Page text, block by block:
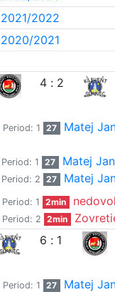
2022
2021
4 : 2
Period: 1 27 Matej
Period: 1 27 Matej
Period: 2 27 Matej
Period: 1 2min
Period: 2 2min
6 : 1
Period: 1 27 Matej